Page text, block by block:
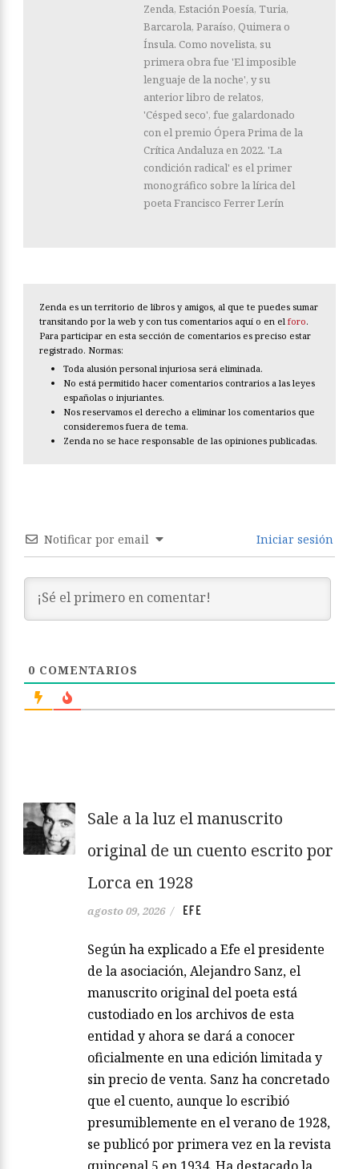
Zenda, Estación Poesía, Turia,
Barcarola, Paraíso, Quimera o
Ínsula. Como novelista, su
primera obra fue 'El imposible
lenguaje de la noche', y su
anterior libro de relatos,
'Césped seco', fue galardonado
con el premio Ópera Prima de la
Crítica Andaluza en 2022. 'La
condición radical' es el primer
monográfico sobre la lírica del
poeta Francisco Ferrer Lerín
Zenda es un territorio de libros y amigos, al que te puedes sumar
transitando por la web y con tus comentarios aquí o en el foro.
Para participar en esta sección de comentarios es preciso estar
registrado. Normas:
Toda alusión personal injuriosa será eliminada.
No está permitido hacer comentarios contrarios a las leyes
españolas o injuriantes.
Nos reservamos el derecho a eliminar los comentarios que
consideremos fuera de tema.
Zenda no se hace responsable de las opiniones publicadas.
Notificar por email Iniciar sesión
0 COMENTARIOS
Sale a la luz el manuscrito
original de un cuento escrito por
Lorca en 1928
agosto 09, 2026 / EFE
Según ha explicado a Efe el presidente
de la asociación, Alejandro Sanz, el
manuscrito original del poeta está
custodiado en los archivos de esta
entidad y ahora se dará a conocer
oficialmente en una edición limitada y
sin precio de venta. Sanz ha concretado
que el cuento, aunque lo escribió
presumiblemente en el verano de 1928,
se publicó por primera vez en la revista